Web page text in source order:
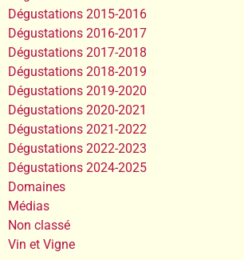
Dégustations 2015-2016
Dégustations 2016-2017
Dégustations 2017-2018
Dégustations 2018-2019
Dégustations 2019-2020
Dégustations 2020-2021
Dégustations 2021-2022
Dégustations 2022-2023
Dégustations 2024-2025
Domaines
Médias
Non classé
Vin et Vigne